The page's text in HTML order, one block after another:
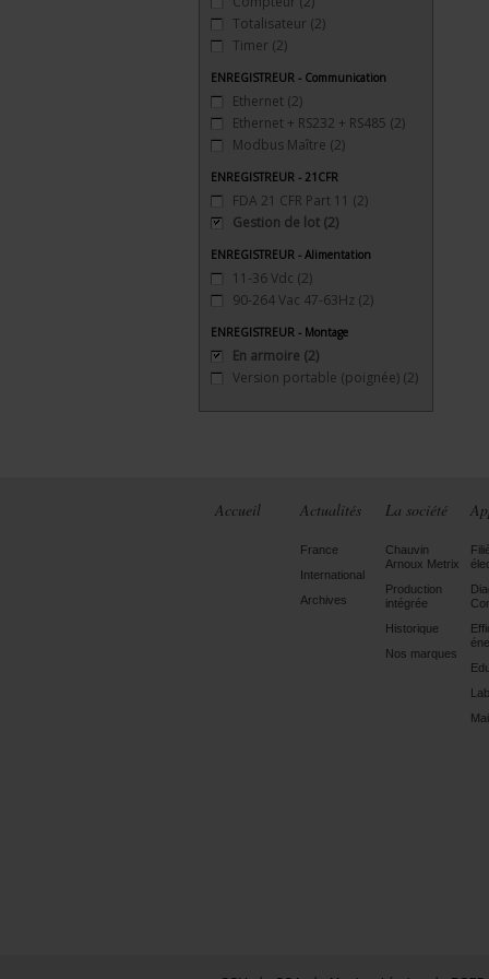
Totalisateur (2)
Timer (2)
ENREGISTREUR - Communication
Ethernet (2)
Ethernet + RS232 + RS485 (2)
Modbus Maître (2)
ENREGISTREUR - 21CFR
FDA 21 CFR Part 11 (2)
Gestion de lot (2)
ENREGISTREUR - Alimentation
11-36 Vdc (2)
90-264 Vac 47-63Hz (2)
ENREGISTREUR - Montage
En armoire (2)
Version portable (poignée) (2)
Accueil Actualités
France
International
Archives
La société
Chauvin
Arnoux Metrix
Production
intégrée
Historique
Nos marques